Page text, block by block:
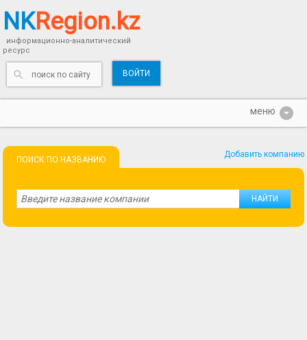
NKRegion.kz
информационно-аналитический
ресурс
ВОЙТИ
ПОИСК ПО НАЗВАНИЮ
Добавить компанию